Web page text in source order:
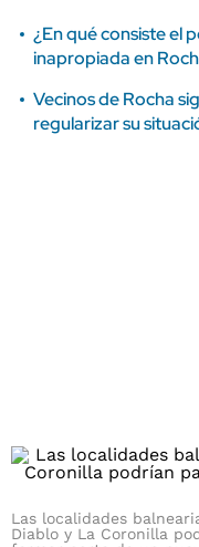
¿En qué consiste el
inapropiada en
Vecinos de Rocha
regularizar su
Las localidades
Diablo y La Coronilla